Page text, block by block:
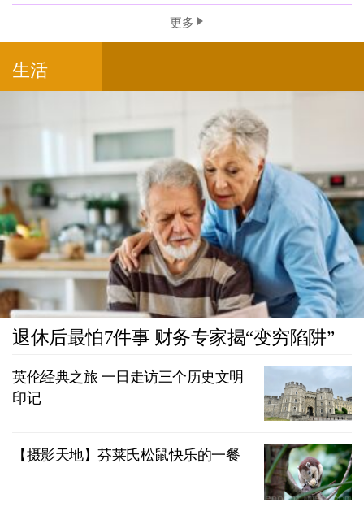
更多
生活
退休后最怕7件事 财务专家揭“变穷陷阱”
英伦经典之旅 一日走访三个历史文明
印记
【摄影天地】芬莱氏松鼠快乐的一餐